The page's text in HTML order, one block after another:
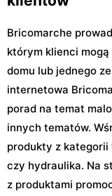
Bricomarche
którym klienci
domu lub jednego
internetowa
porad na temat
innych tematów.
produkty z
czy hydraulika. Na
z produktami